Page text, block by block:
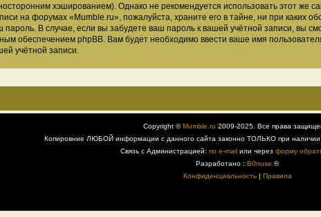
хэшированием). Однако не рекомендуется использовать этот же
на форумах «Mumble.ru», пожалуйста, храните его в тайне, ни при каких
В случае, если вы забудете ваш пароль к вашей учётной записи, вы
обеспечением phpBB. Вам будет необходимо ввести ваше имя
учётной записи.
Copyright ©Mumble.ru 2009-2025. Все права
Копировние ЛЮБОЙ информации с данного сайта законно ТОЛЬКО при наличии
Связь с Администрацией: по e-mail или через форму
Разработано : B0nuse ®
Конфиденциальность| Правила